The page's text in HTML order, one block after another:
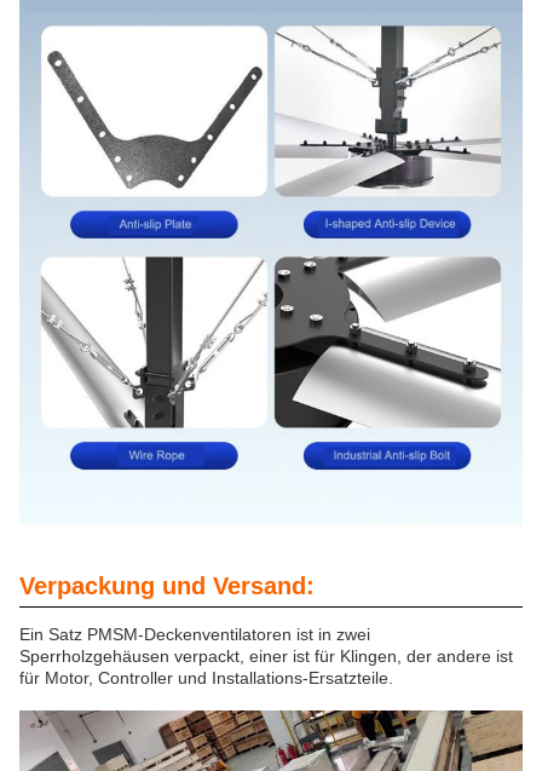
Verpackung und Versand:
Ein Satz PMSM-Deckenventilatoren ist in zwei
Sperrholzgehäusen verpackt, einer ist für Klingen, der andere ist
für Motor, Controller und Installations-Ersatzteile.